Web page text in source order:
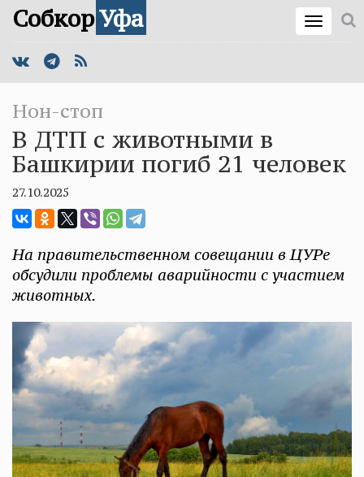
СобкорУфа
Нон-стоп
В ДТП с животными в
Башкирии погиб 21 человек
27.10.2025
На правительственном совещании в ЦУРе
обсудили проблемы аварийности с участием
животных.